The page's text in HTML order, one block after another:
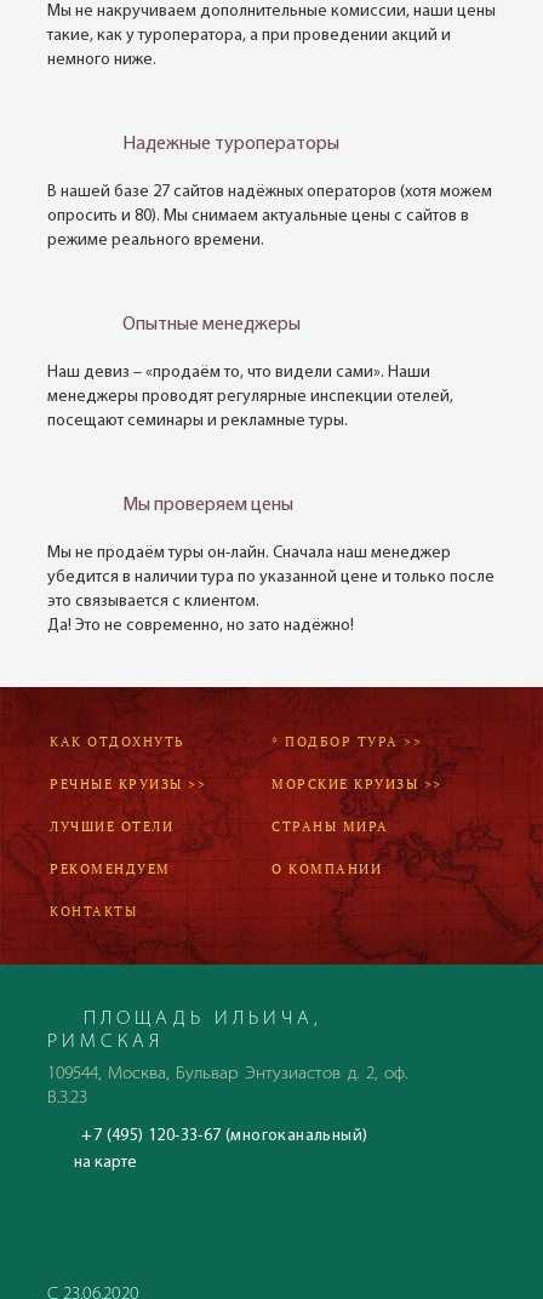
Мы не накручиваем дополнительные комиссии, наши цены
такие, как у туроператора, а при проведении акций и
немного ниже.
Надежные туроператоры
В нашей базе 27 сайтов надёжных операторов (хотя можем
опросить и 80). Мы снимаем актуальные цены с сайтов в
режиме реального времени.
Опытные менеджеры
Наш девиз – «продаём то, что видели сами». Наши
менеджеры проводят регулярные инспекции отелей,
посещают семинары и рекламные туры.
Мы проверяем цены
Мы не продаём туры он-лайн. Сначала наш менеджер
убедится в наличии тура по указанной цене и только после
это связывается с клиентом.
Да! Это не современно, но зато надёжно!
КАК ОТДОХНУТЬ * ПОДБОР ТУРА >>
РЕЧНЫЕ КРУИЗЫ >> МОРСКИЕ КРУИЗЫ >>
ЛУЧШИЕ ОТЕЛИ СТРАНЫ МИРА
РЕКОМЕНДУЕМ О КОМПАНИИ
КОНТАКТЫ
ПЛОЩАДЬ ИЛЬИЧА,
РИМСКАЯ
109544, Москва, Бульвар Энтузиастов д. 2, оф.
В.3.23
+7 (495) 120-33-67 (многоканальный)
на карте
С 23.06.2020